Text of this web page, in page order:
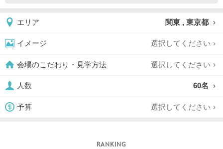
エリア 関東 , 東京都
イメージ 選択してください
会場のこだわり・見学方法 選択してください
人数 60名
予算 選択してください